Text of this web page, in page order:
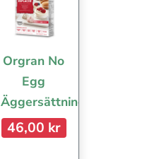
Orgran No
Egg
Äggersättning
46,00 kr